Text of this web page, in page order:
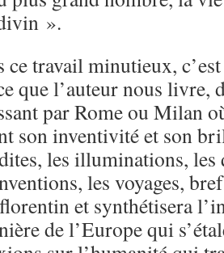
».
travail minutieux,
que l’auteur nous livre,
par Rome ou Milan
son inventivité et son
les illuminations, les
les voyages,
et synthétisera
de l’Europe qui